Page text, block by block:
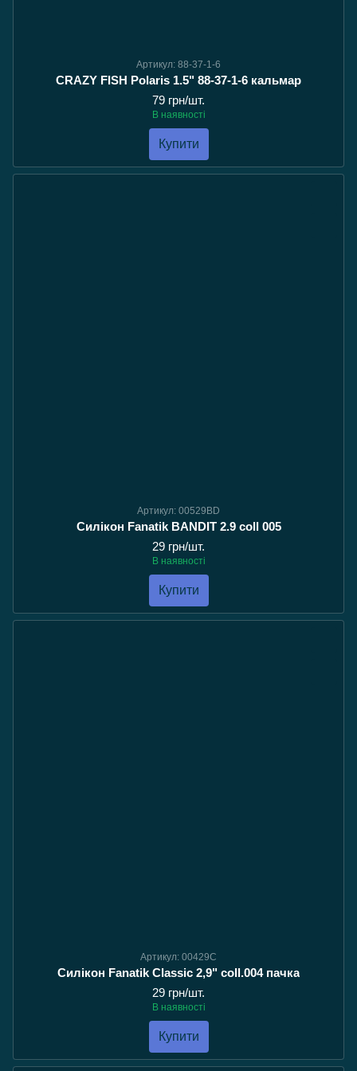
Артикул: 88-37-1-6
CRAZY FISH Polaris 1.5" 88-37-1-6 кальмар
79 грн/шт.
В наявності
Купити
Артикул: 00529BD
Силікон Fanatik BANDIT 2.9 coll 005
29 грн/шт.
В наявності
Купити
Артикул: 00429C
Силікон Fanatik Classic 2,9" coll.004 пачка
29 грн/шт.
В наявності
Купити